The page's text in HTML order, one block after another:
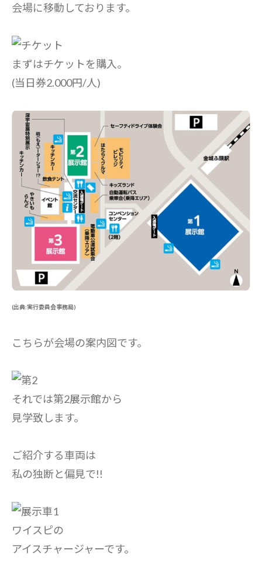
会場に移動しております。
まずはチケットを購入。
(当日券2.000円/人)
(出典:実行委員会事務局)
こちらが会場の案内図です。
それでは第2展示館から
見学致します。
ご紹介する車両は
私の独断と偏見で!!
ワイスピの
アイスチャージャーです。